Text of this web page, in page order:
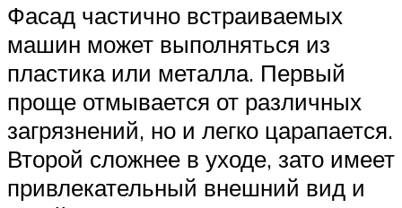
Фасад частично встраиваемых
машин может выполняться из
пластика или металла. Первый
проще отмывается от различных
загрязнений, но и легко царапается.
Второй сложнее в уходе, зато имеет
привлекательный внешний вид и